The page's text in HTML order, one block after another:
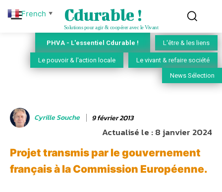
Cdurable !
Solutions pour agir & coopérer avec le Vivant
PHVA - L'essentiel Cdurable ! L'être & les liens
Le pouvoir & l'action locale Le vivant & refaire société
News Sélection
Cyrille Souche 9 février 2013
Actualisé le :8 janvier 2024
Projet transmis par le gouvernement
français à la Commission Européenne.
French ▼